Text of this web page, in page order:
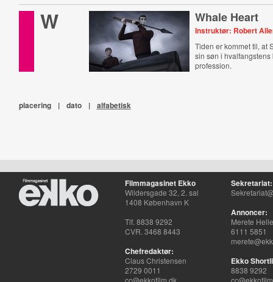
W Whale Heart
Instruktør: Robert
Tiden er kommet til, at
sin søn i
profession.
placering | dato | alfabetisk
Filmmagasinet Ekko
Wildersgade 32, 2. sal
1408 København K
Tlf. 8838 9292
CVR. 3468 8443
Chefredaktør:
Claus Christensen
2729 0011
cc@ekkofilm.dk
Sekretariat:
Annoncer:
Merete
6111 5851
Ekko
8838 9292